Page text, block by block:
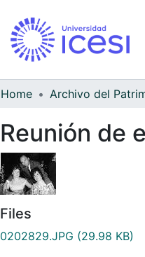
Home
Reunión de
Files
0202829.JPG (29.98 KB)